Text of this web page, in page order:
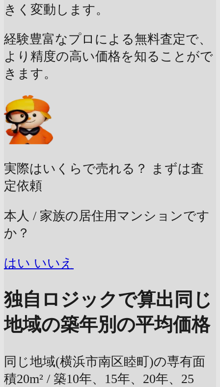
きく変動します。
経験豊富なプロによる無料査定で、
より精度の高い価格を知ることがで
きます。
実際はいくらで売れる？
まずは査
定依頼
本人 / 家族の居住用マンションです
か？
はい いいえ
独自ロジックで算出 同じ
地域の築年別の平均価格
同じ地域(横浜市南区睦町)の専有面
積20m² / 築10年、15年、20年、25